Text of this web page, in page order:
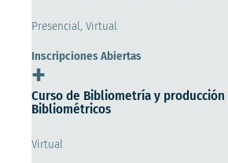
Presencial, Virtual
Inscripciones Abiertas
+
Curso de Bibliometría y
Bibliométricos
Virtual